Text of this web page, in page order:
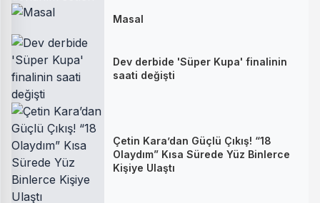
Masal
Dev derbide 'Süper Kupa' finalinin
saati değişti
Çetin Kara’dan Güçlü Çıkış! “18
Olaydım” Kısa Sürede Yüz Binlerce
Kişiye Ulaştı